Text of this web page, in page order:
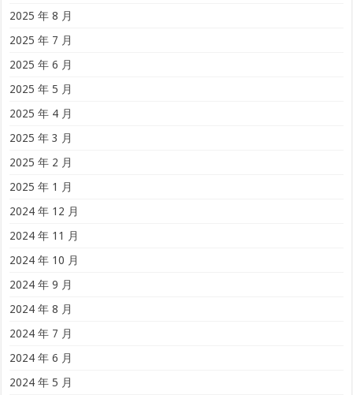
2025 年 8 月
2025 年 7 月
2025 年 6 月
2025 年 5 月
2025 年 4 月
2025 年 3 月
2025 年 2 月
2025 年 1 月
2024 年 12 月
2024 年 11 月
2024 年 10 月
2024 年 9 月
2024 年 8 月
2024 年 7 月
2024 年 6 月
2024 年 5 月